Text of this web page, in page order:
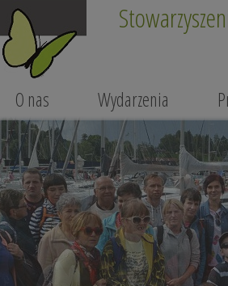
O nas Wydarzenia